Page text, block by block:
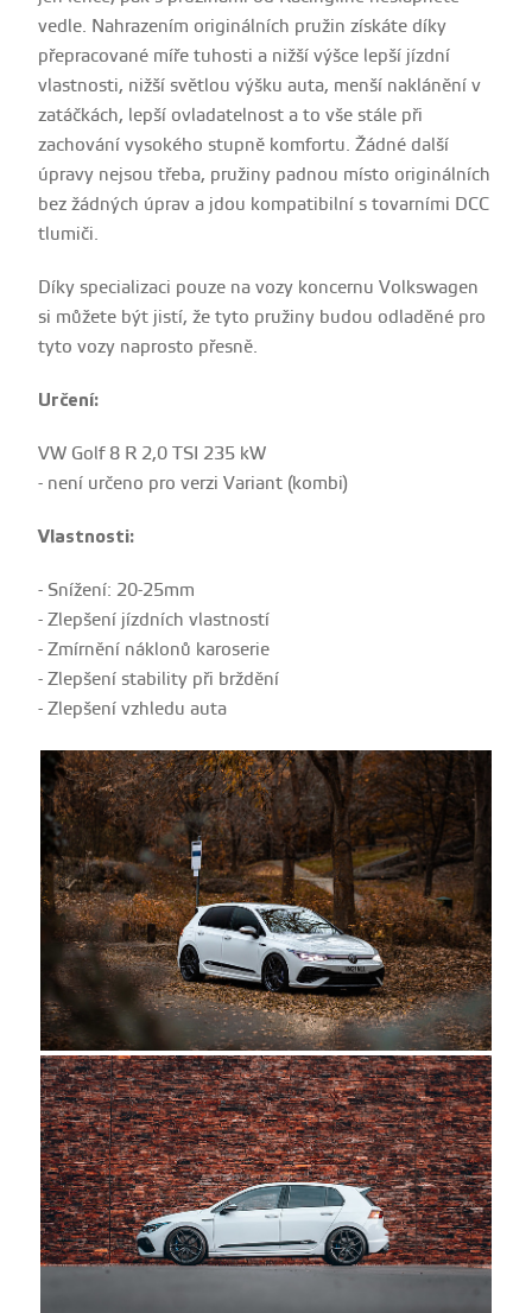
vedle. Nahrazením originálních pružin získáte díky
přepracované míře tuhosti a nižší výšce lepší jízdní
vlastnosti, nižší světlou výšku auta, menší naklánění v
zatáčkách, lepší ovladatelnost a to vše stále při
zachování vysokého stupně komfortu. Žádné další
úpravy nejsou třeba, pružiny padnou místo originálních
bez žádných úprav a jdou kompatibilní s tovarními DCC
tlumiči.
Díky specializaci pouze na vozy koncernu Volkswagen
si můžete být jistí, že tyto pružiny budou odladěné pro
tyto vozy naprosto přesně.
Určení:
VW Golf 8 R 2,0 TSI 235 kW
- není určeno pro verzi Variant (kombi)
Vlastnosti:
- Snížení: 20-25mm
- Zlepšení jízdních vlastností
- Zmírnění náklonů karoserie
- Zlepšení stability při brždění
- Zlepšení vzhledu auta